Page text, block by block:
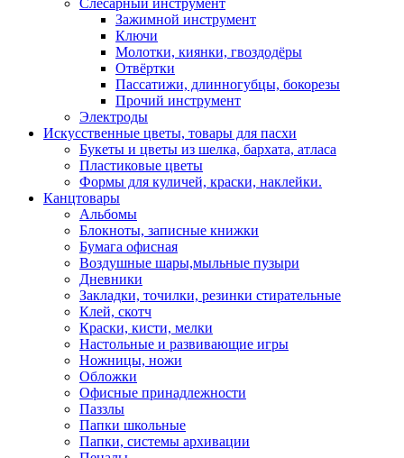
Зажимной инструмент
Ключи
Молотки, киянки, гвоздодёры
Отвёртки
Пассатижи, длинногубцы, бокорезы
Прочий инструмент
Электроды
Искусственные цветы, товары для пасхи
Букеты и цветы из шелка, бархата, атласа
Пластиковые цветы
Формы для куличей, краски, наклейки.
Канцтовары
Альбомы
Блокноты, записные книжки
Бумага офисная
Воздушные шары,мыльные пузыри
Дневники
Закладки, точилки, резинки стирательные
Клей, скотч
Краски, кисти, мелки
Настольные и развивающие игры
Ножницы, ножи
Обложки
Офисные принадлежности
Паззлы
Папки школьные
Папки, системы архивации